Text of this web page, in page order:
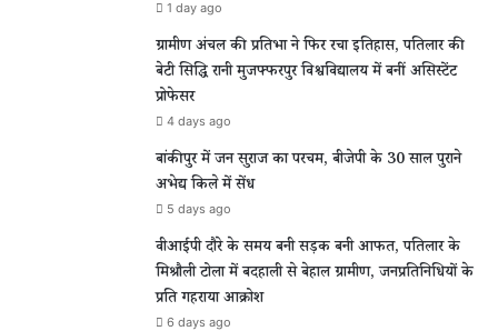
1 day ago
ग्रामीण अंचल की प्रतिभा ने फिर रचा इतिहास, पतिलार की
बेटी सिद्धि रानी मुजफ्फरपुर विश्वविद्यालय में बनीं असिस्टेंट
प्रोफेसर
4 days ago
बांकीपुर में जन सुराज का परचम, बीजेपी के 30 साल पुराने
अभेद्य किले में सेंध
5 days ago
वीआईपी दौरे के समय बनी सड़क बनी आफत, पतिलार के
मिश्रौली टोला में बदहाली से बेहाल ग्रामीण, जनप्रतिनिधियों के
प्रति गहराया आक्रोश
6 days ago